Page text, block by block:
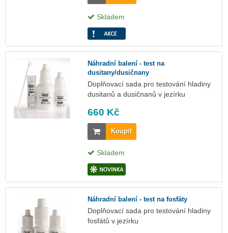
Skladem
Náhradní balení - test na
dusitany/dusičnany
Doplňovací sada pro testování hladiny
dusitanů a dusičnanů v jezírku
660 Kč
Koupit
Skladem
Náhradní balení - test na fosfáty
Doplňovací sada pro testování hladiny
fosfátů v jezírku